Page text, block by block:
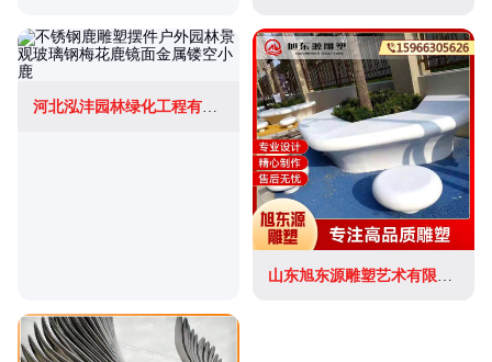
河北泓沣园林绿化工程有限公司
山东旭东源雕塑艺术有限公司